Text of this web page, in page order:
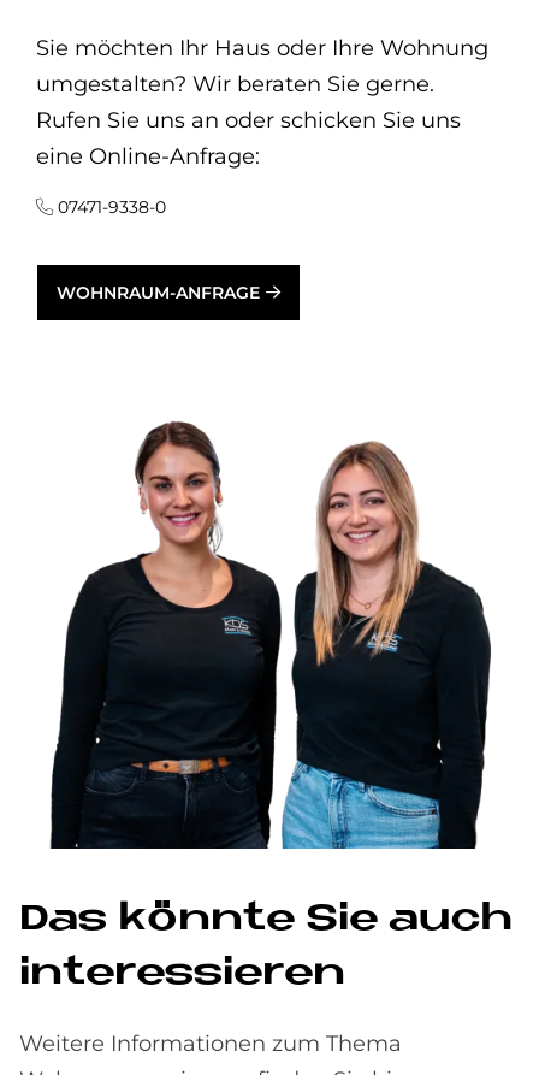
Sie möchten Ihr Haus oder Ihre Wohnung
umgestalten? Wir beraten Sie gerne.
Rufen Sie uns an oder schicken Sie uns
eine Online-Anfrage:
07471-9338-0
WOHNRAUM-ANFRAGE
Das könnte Sie auch
interessieren
Weitere Informationen zum Thema